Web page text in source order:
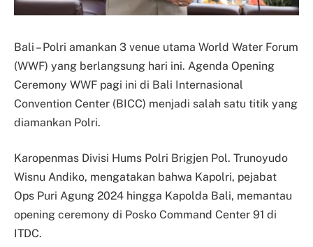
Bali – Polri amankan 3 venue utama World Water Forum
(WWF) yang berlangsung hari ini. Agenda Opening
Ceremony WWF pagi ini di Bali Internasional
Convention Center (BICC) menjadi salah satu titik yang
diamankan Polri.
Karopenmas Divisi Hums Polri Brigjen Pol. Trunoyudo
Wisnu Andiko, mengatakan bahwa Kapolri, pejabat
Ops Puri Agung 2024 hingga Kapolda Bali, memantau
opening ceremony di Posko Command Center 91 di
ITDC.